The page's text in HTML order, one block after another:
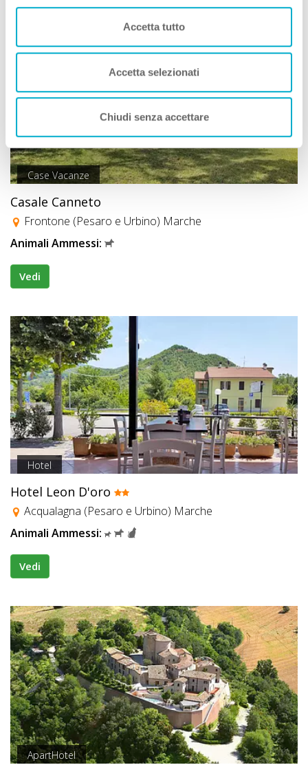
Accetta tutto
Accetta selezionati
Chiudi senza accettare
Case Vacanze
Casale Canneto
Frontone (Pesaro e Urbino) Marche
Animali Ammessi:
Vedi
Hotel
Hotel Leon D'oro
Acqualagna (Pesaro e Urbino) Marche
Animali Ammessi:
Vedi
ApartHotel